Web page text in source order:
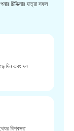
চিকিত্সার যাত্রা সফল
দিন এবং দল
বিশ্বস্ত